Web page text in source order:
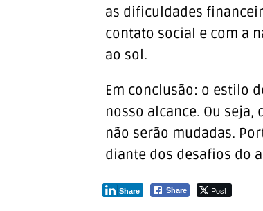
as dificuldades
contato social e com a
ao sol.
Em conclusão: o estilo
nosso alcance. Ou
não serão mudadas.
diante dos desafios do
Share Post
Share